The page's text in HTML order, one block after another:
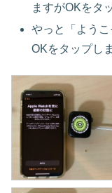
ますがOKをタ
やっと「ようこ
OKをタップし